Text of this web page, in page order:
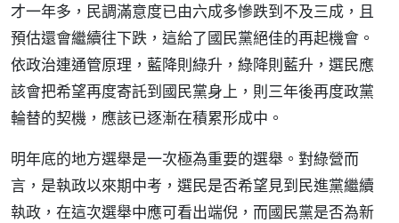
才一年多，民調滿意度已由六成多慘跌到不及三成，且
預估還會繼續往下跌，這給了國民黨絕佳的再起機會。
依政治連通管原理，藍降則綠升，綠降則藍升，選民應
該會把希望再度寄託到國民黨身上，則三年後再度政黨
輪替的契機，應該已逐漸在積累形成中。
明年底的地方選舉是一次極為重要的選舉。對綠營而
言，是執政以來期中考，選民是否希望見到民進黨繼續
執政，在這次選舉中應可看出端倪，而國民黨是否為新